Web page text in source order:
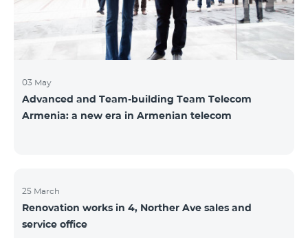
Namibi
03 May
Advanced and Team-building Team Telecom
Armenia: a new era in Armenian telecom
25 March
Renovation works in 4, Norther Ave sales and
service office